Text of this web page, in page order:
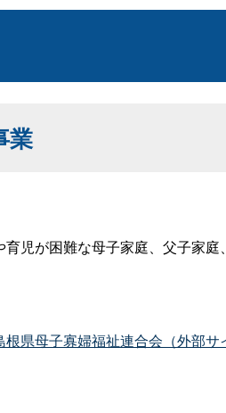
業
児が困難な母子家庭、父子家
県母子寡婦福祉連合会（外部サ